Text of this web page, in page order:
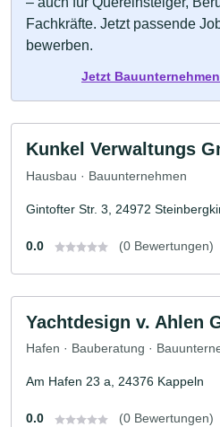
Fachkräfte. Jetzt passende
bewerben.
Jetzt
Kunkel Verwaltungs
Hausbau · Bauunternehmen
Gintofter Str. 3, 24972
0.0 (0 Bewertungen)
Yachtdesign v. Ahlen
Hafen · Bauberatung ·
Am Hafen 23 a, 24376 Kappeln
0.0 (0 Bewertungen)